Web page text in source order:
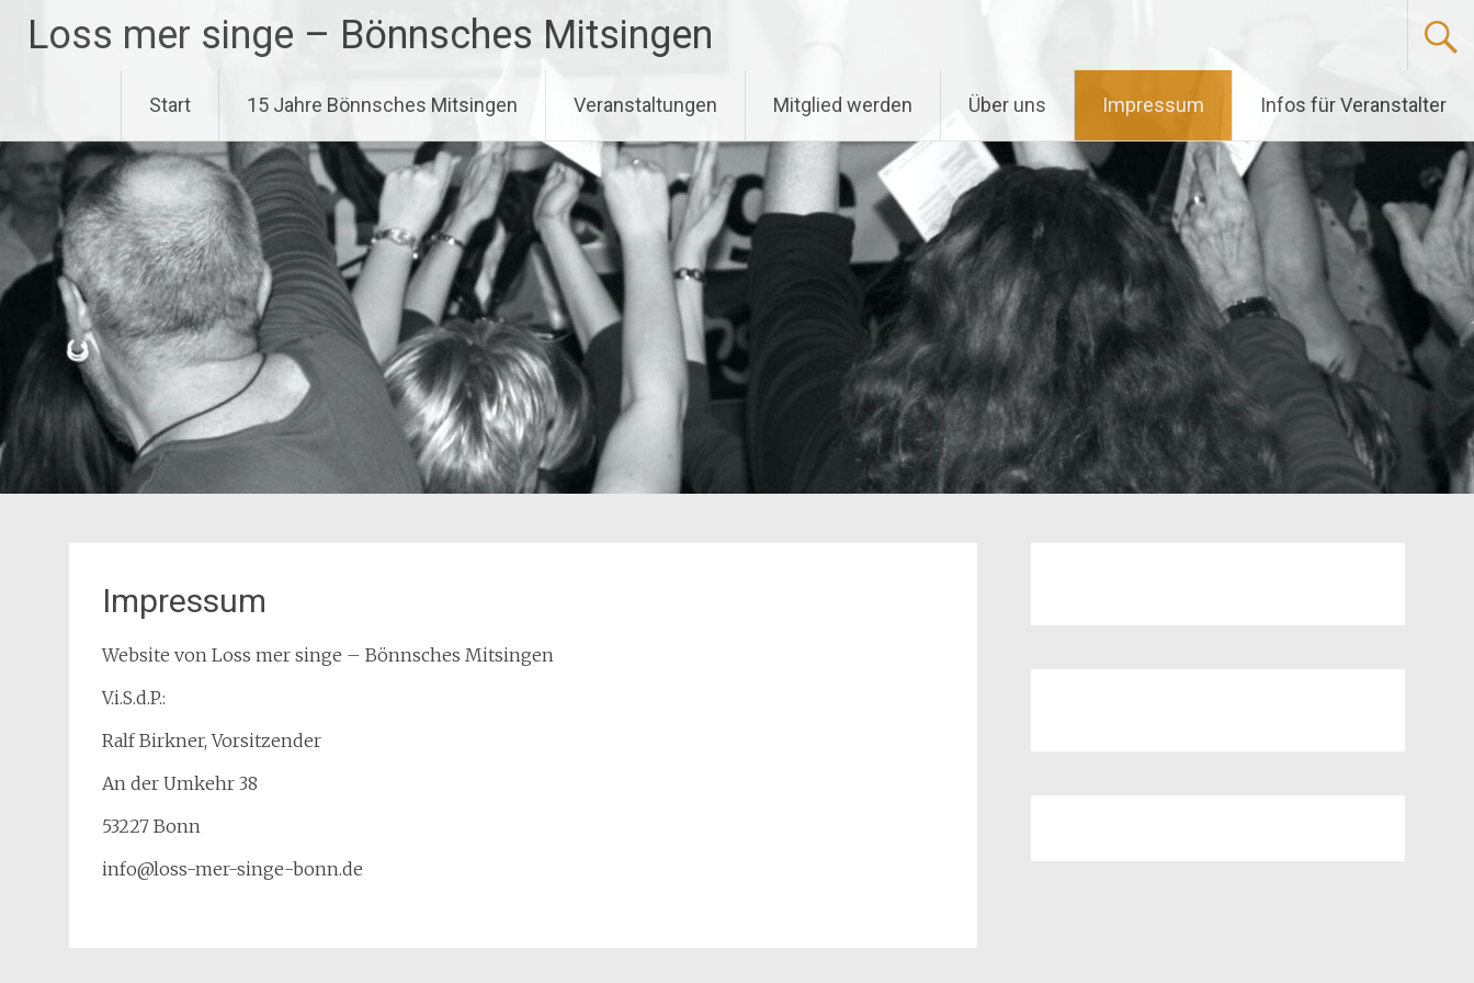
Loss mer singe – Bönnsches Mitsingen
Start 15 Jahre Bönnsches Mitsingen Veranstaltungen Mitglied werden Über uns Impressum Infos für Veranstalter
Impressum
Website von Loss mer singe – Bönnsches Mitsingen
V.i.S.d.P.:
Ralf Birkner, Vorsitzender
An der Umkehr 38
53227 Bonn
info@loss-mer-singe-bonn.de